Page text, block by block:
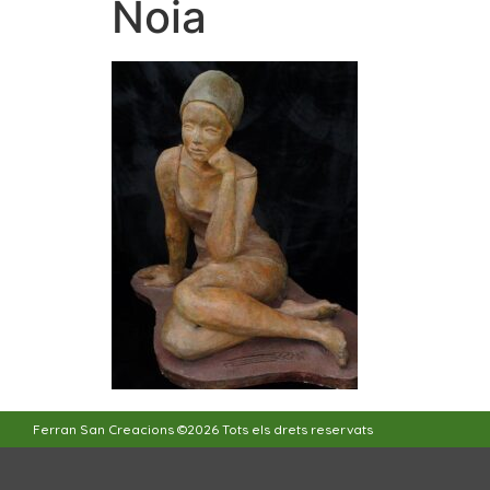
Noia
Ferran San Creacions ©2026 Tots els drets reservats